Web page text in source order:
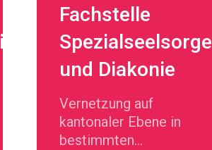
Fachstelle
Spezialseelsorge
und Diakonie
Vernetzung auf
kantonaler Ebene in
bestimmten